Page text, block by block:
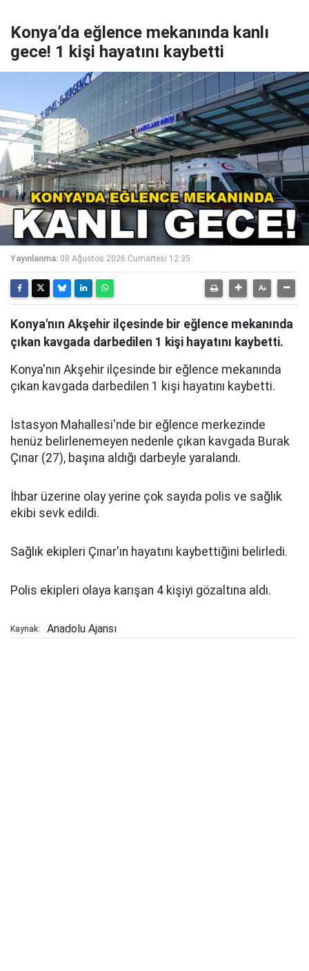
Konya’da eğlence mekanında kanlı
gece! 1 kişi hayatını kaybetti
Yayınlanma: 08 Ağustos 2026 Cumartesi 12:35
Konya'nın Akşehir ilçesinde bir eğlence mekanında
çıkan kavgada darbedilen 1 kişi hayatını kaybetti.
Konya'nın Akşehir ilçesinde bir eğlence mekanında
çıkan kavgada darbedilen 1 kişi hayatını kaybetti.
İstasyon Mahallesi'nde bir eğlence merkezinde
henüz belirlenemeyen nedenle çıkan kavgada Burak
Çınar (27), başına aldığı darbeyle yaralandı.
İhbar üzerine olay yerine çok sayıda polis ve sağlık
ekibi sevk edildi.
Sağlık ekipleri Çınar'ın hayatını kaybettiğini belirledi.
Polis ekipleri olaya karışan 4 kişiyi gözaltına aldı.
Kaynak: Anadolu Ajansı